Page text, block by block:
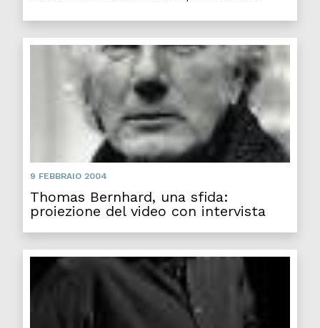
9 FEBBRAIO 2004
Thomas Bernhard, una sfida:
proiezione del video con intervista